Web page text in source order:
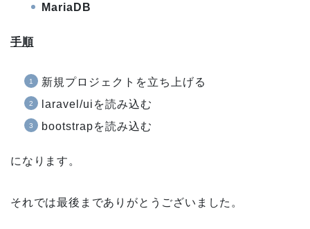
MariaDB
手順
新規プロジェクトを立ち上げる
laravel/uiを読み込む
bootstrapを読み込む
になります。
それでは最後までありがとうございました。